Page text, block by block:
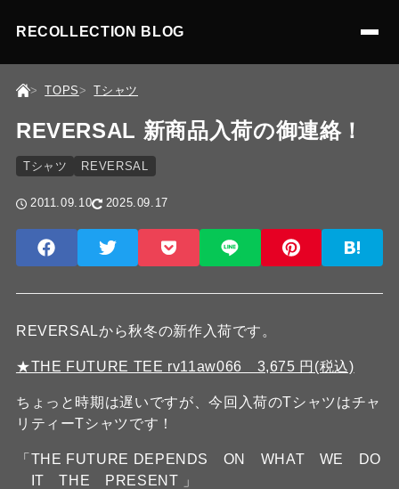
RECOLLECTION BLOG
TOPS Tシャツ
REVERSAL 新商品入荷の御連絡！
Tシャツ REVERSAL
2011.09.10 2025.09.17
REVERSALから秋冬の新作入荷です。
★THE FUTURE TEE rv11aw066 3,675 円(税込)
ちょっと時期は遅いですが、今回入荷のTシャツはチャ
リティーTシャツです！
「THE FUTURE DEPENDS ON WHAT WE DO
IT THE PRESENT 」